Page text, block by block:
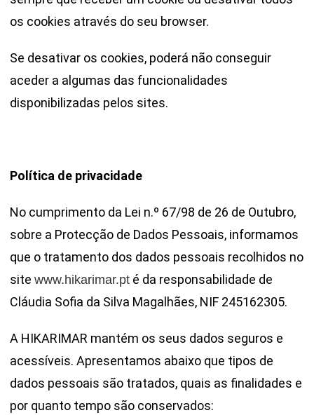
os cookies através do seu browser.
Se desativar os cookies, poderá não conseguir
aceder a algumas das funcionalidades
disponibilizadas pelos sites.
Política de privacidade
No cumprimento da Lei n.º 67/98 de 26 de Outubro,
sobre a Protecção de Dados Pessoais, informamos
que o tratamento dos dados pessoais recolhidos no
site www.hikarimar.pt é da responsabilidade de
Cláudia Sofia da Silva Magalhães, NIF 245162305.
A HIKARIMAR mantém os seus dados seguros e
acessíveis. Apresentamos abaixo que tipos de
dados pessoais são tratados, quais as finalidades e
por quanto tempo são conservados: